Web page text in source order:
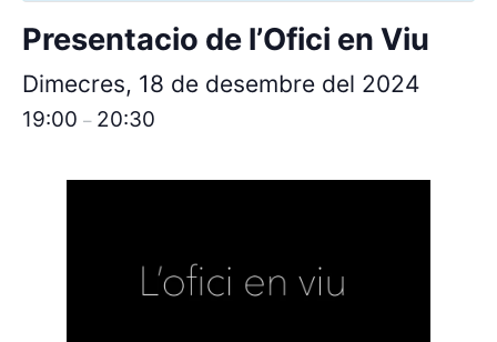
Presentacio de l’Ofici en Viu
Dimecres, 18 de desembre del 2024
19:00 – 20:30